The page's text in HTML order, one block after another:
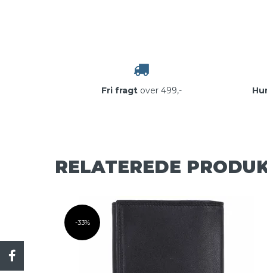
Fri fragtover 499,-
RELATEREDE
-33%